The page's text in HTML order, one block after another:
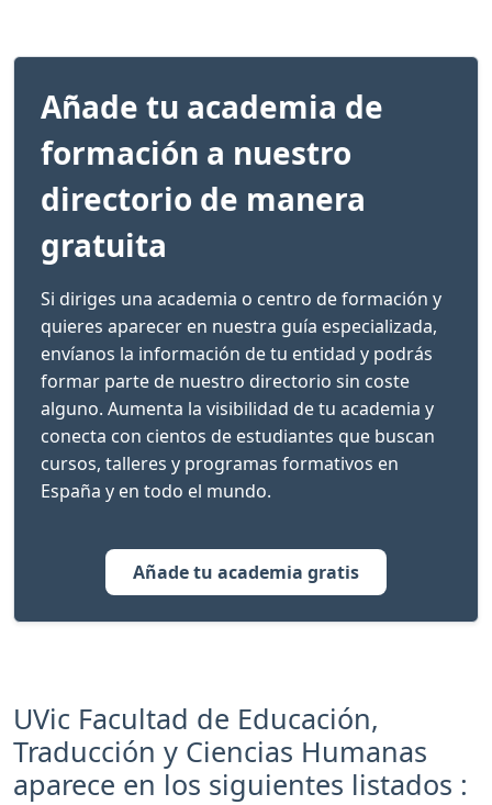
Añade tu academia de
formación a nuestro
directorio de manera
gratuita
Si diriges una academia o centro de formación y
quieres aparecer en nuestra guía especializada,
envíanos la información de tu entidad y podrás
formar parte de nuestro directorio sin coste
alguno. Aumenta la visibilidad de tu academia y
conecta con cientos de estudiantes que buscan
cursos, talleres y programas formativos en
España y en todo el mundo.
Añade tu academia gratis
UVic Facultad de Educación,
Traducción y Ciencias Humanas
aparece en los siguientes listados :